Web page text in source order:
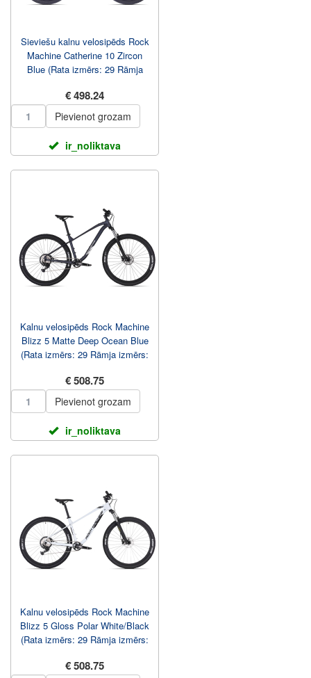
Sieviešu kalnu velosipēds Rock
Machine Catherine 10 Zircon
Blue (Rata izmērs: 29 Rāmja
€ 498.24
Pievienot grozam
ir_noliktava
Kalnu velosipēds Rock Machine
Blizz 5 Matte Deep Ocean Blue
(Rata izmērs: 29 Rāmja izmērs:
€ 508.75
Pievienot grozam
ir_noliktava
Kalnu velosipēds Rock Machine
Blizz 5 Gloss Polar White/Black
(Rata izmērs: 29 Rāmja izmērs:
€ 508.75